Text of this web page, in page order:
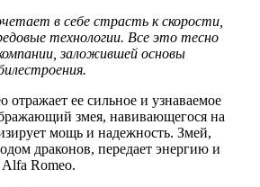
в себе страсть к скорости,
технологии. Все это тесно
заложившей основы
ее сильное и узнаваемое
змея, навивающегося на
мощь и надежность. Змей,
драконов, передает энергию и
Romeo.